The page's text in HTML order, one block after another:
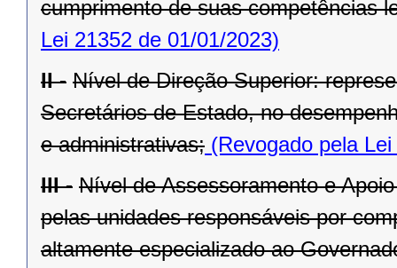
cumprimento de suas competências
Lei 21352 de 01/01/2023)
II - Nível de Direção Superior:
Secretários de Estado, no
e administrativas; (Revogado pela
III - Nível de Assessoramento e
pelas unidades responsáveis por
altamente especializado ao